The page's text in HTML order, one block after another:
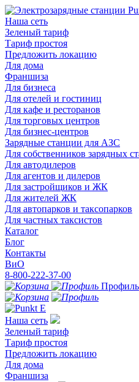
Наша сеть
Зеленый тариф
Тариф простоя
Предложить локацию
Для дома
Франшиза
Для бизнеса
Для отелей и гостиниц
Для кафе и ресторанов
Для торговых центров
Для бизнес-центров
Зарядные станции для АЗС
Для собственников зарядных
Для автодилеров
Для агентов и дилеров
Для застройщиков и ЖК
Для жителей ЖК
Для автопарков и таксопарков
Для частных таксистов
Каталог
Блог
Контакты
ВиО
8-800-222-37-00
Профиль
Наша сеть
Зеленый тариф
Тариф простоя
Предложить локацию
Для дома
Франшиза